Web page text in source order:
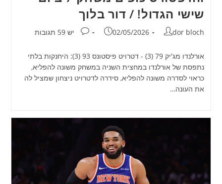
שישי הגדול! / דור בלוך
מחבר:
dor bloch פורסם:
02/05/2026 תגובות:
יש 59 תגובות
אורלנדו מג'יק 79 (3) - דטרויט פיסטונס 93 (3): היחנקות בלתי
נתפסת של אורלנדו במחצית השניה במשחק משונה להפליא,
כראוי לסדרה משונה להפליא, סידרה לדטרויט ניצחון שמציל לה
את העונה…